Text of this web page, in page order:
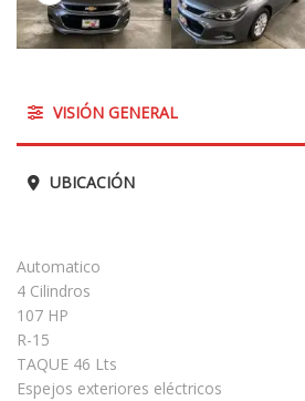
VISIÓN GENERAL
UBICACIÓN
Automatico
4 Cilindros
107 HP
R-15
TAQUE 46 Lts
Espejos exteriores eléctricos